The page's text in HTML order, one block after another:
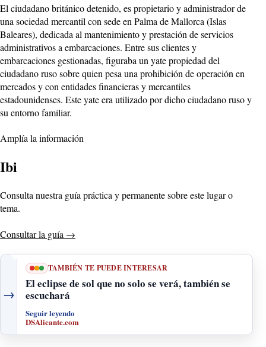
El ciudadano británico detenido, es propietario y administrador de
una sociedad mercantil con sede en Palma de Mallorca (Islas
Baleares), dedicada al mantenimiento y prestación de servicios
administrativos a embarcaciones. Entre sus clientes y
embarcaciones gestionadas, figuraba un yate propiedad del
ciudadano ruso sobre quien pesa una prohibición de operación en
mercados y con entidades financieras y mercantiles
estadounidenses. Este yate era utilizado por dicho ciudadano ruso y
su entorno familiar.
Amplía la información
Ibi
Consulta nuestra guía práctica y permanente sobre este lugar o
tema.
Consultar la guía →
→
TAMBIÉN TE PUEDE INTERESAR
El eclipse de sol que no solo se verá, también se
escuchará
Seguir leyendo
DSAlicante.com